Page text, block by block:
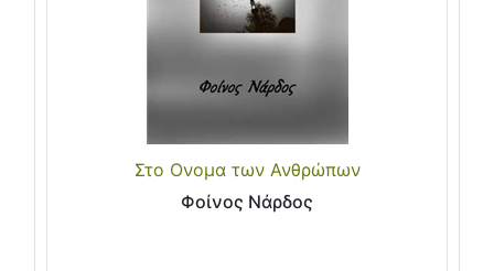
Στο Ονομα των Ανθρώπων
Φοίνος Νάρδος